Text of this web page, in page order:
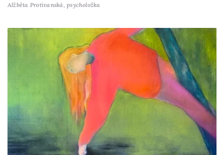
Alžběta Protivanská,psycholožka